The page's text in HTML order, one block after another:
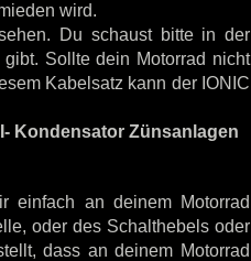
wird.
Du schaust bitte in der
Sollte dein Motorrad nicht
Kabelsatz kann der IONIC
Kondensator Zünsanlagen
einfach an deinem Motorrad
oder des Schalthebels oder
dass an deinem Motorrad